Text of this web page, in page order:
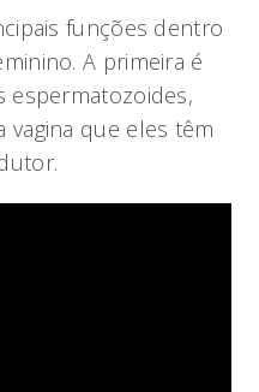
funções dentro
A primeira é
vagina que eles têm